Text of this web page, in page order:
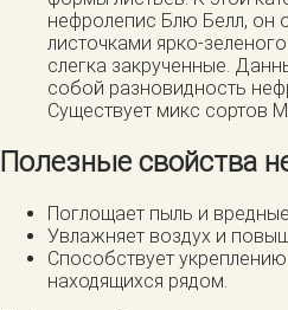
нефролепис Блю Белл, он
листочками ярко-
слегка закрученные.
собой разновидность
Существует микс сортов
Полезные свойства
Поглощает пыль и
Увлажняет воздух и
Способствует
находящихся рядом.